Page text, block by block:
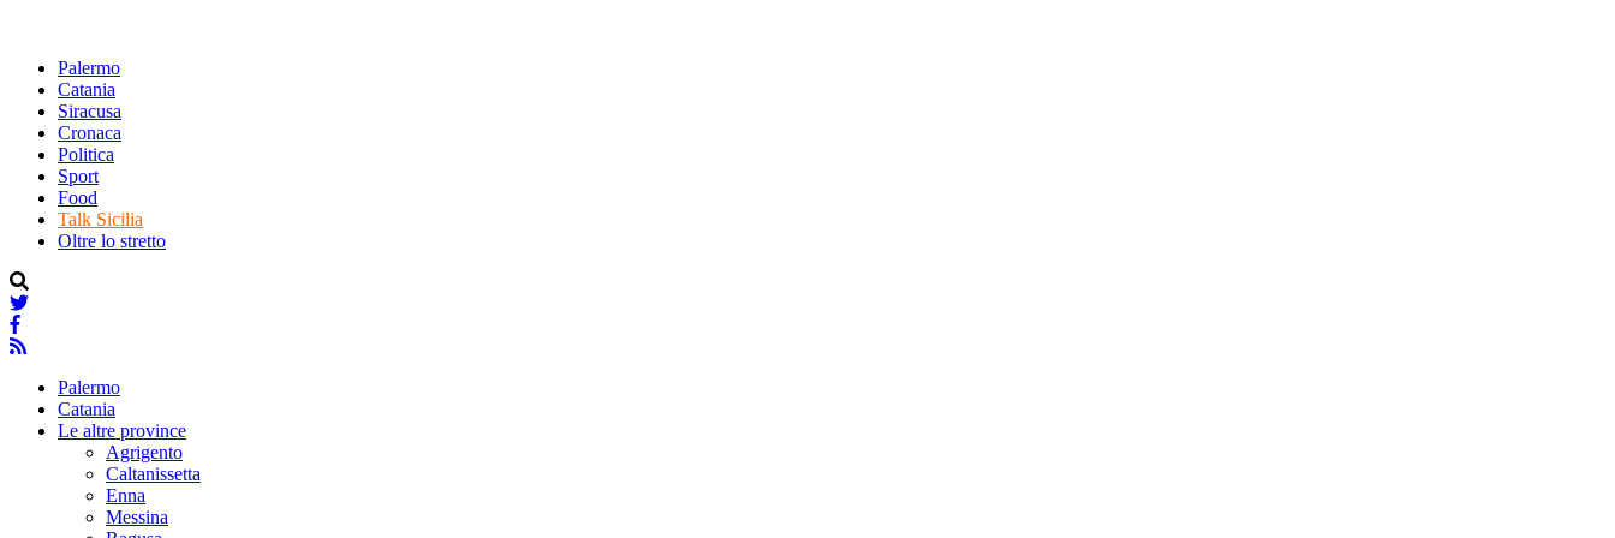
Palermo
Catania
Siracusa
Cronaca
Politica
Sport
Food
Talk Sicilia
Oltre lo stretto
Palermo
Catania
Le altre province
Agrigento
Caltanissetta
Enna
Messina